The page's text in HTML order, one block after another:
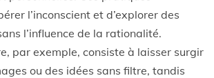
l’inconscient et d’explorer des
l’influence de la rationalité.
par exemple, consiste à laisser surgir
ou des idées sans filtre, tandis